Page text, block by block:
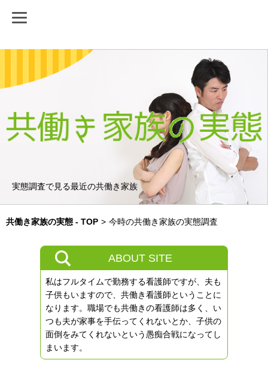
実態調査で見る最近の共働き家族
共働き家族の実態 - TOP > 今時の共働き家族の実態調査
ABOUT SITE
私はフルタイムで勤務する看護師ですが、夫も
子供もいますので、共働き看護師ということに
なります。職場でも共働きの看護師は多く、い
つも夫が家事を手伝ってくれないとか、子供の
面倒をみてくれないという愚痴合戦になってし
まいます。